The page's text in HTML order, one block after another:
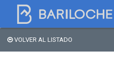
VOLVER AL LISTADO